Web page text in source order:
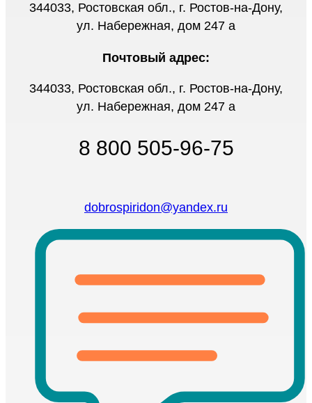
344033, Ростовская обл., г. Ростов-на-Дону,
ул. Набережная, дом 247 а
Почтовый адрес:
344033, Ростовская обл., г. Ростов-на-Дону,
ул. Набережная, дом 247 а
8 800 505-96-75
dobrospiridon@yandex.ru